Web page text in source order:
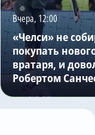
Вчера, 12:00
«Челси» не
покупать
вратаря, и
Робертом